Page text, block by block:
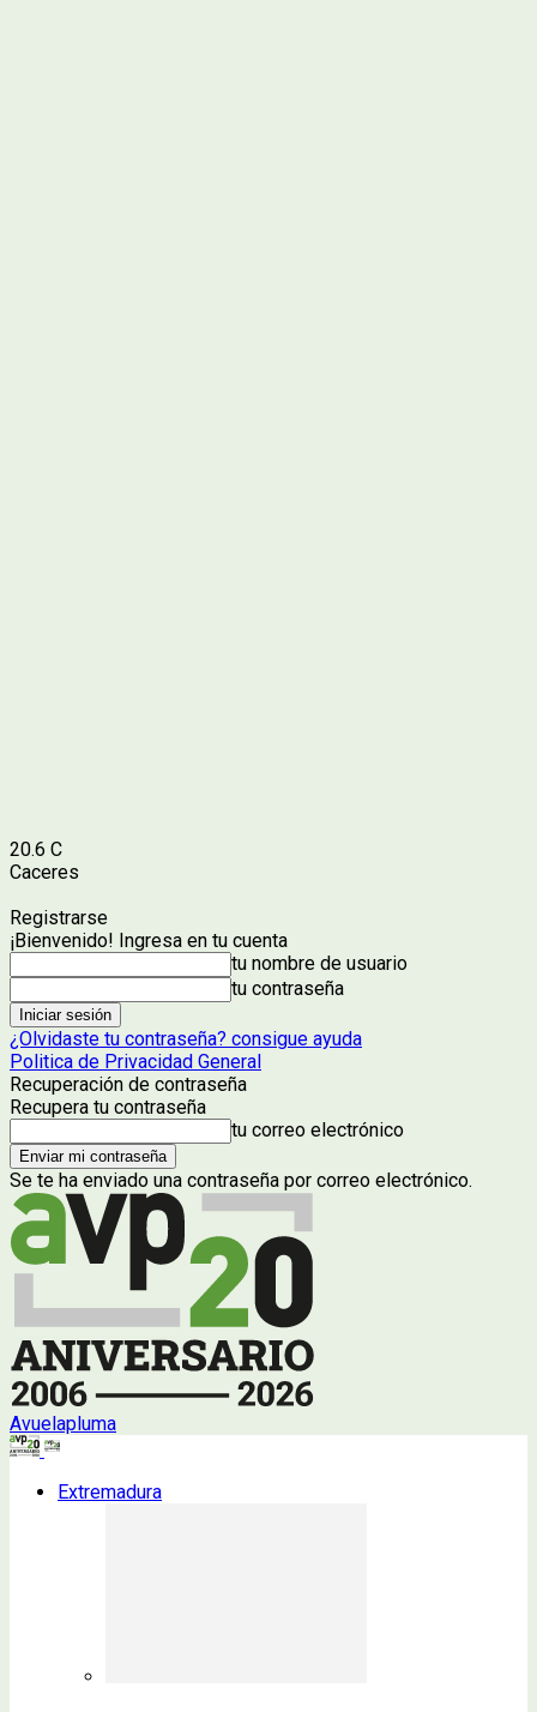
20.6 C
Caceres
Registrarse
¡Bienvenido! Ingresa en tu cuenta
tu nombre de usuario
tu contraseña
¿Olvidaste tu contraseña? consigue ayuda
Politica de Privacidad General
Recuperación de contraseña
Recupera tu contraseña
tu correo electrónico
Se te ha enviado una contraseña por correo electrónico.
Avuelapluma
Extremadura